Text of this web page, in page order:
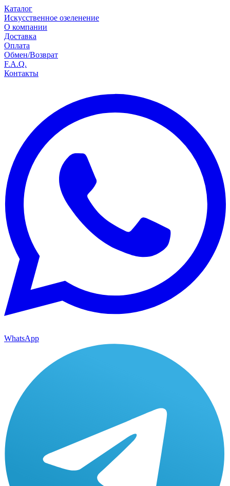
Каталог
Искусственное озеленение
О компании
Доставка
Оплата
Обмен/Возврат
F.A.Q.
Контакты
WhatsApp